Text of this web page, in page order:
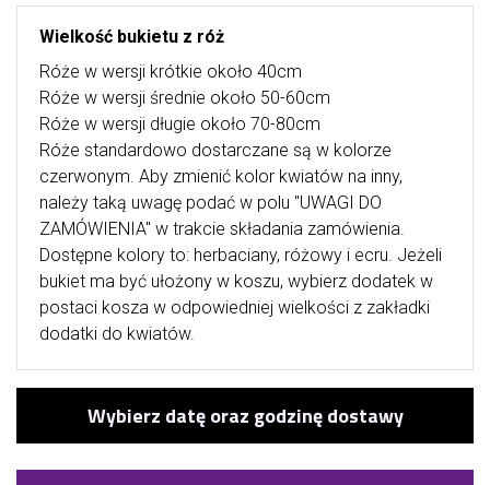
Wielkość bukietu z róż
Róże w wersji krótkie około 40cm
Róże w wersji średnie około 50-60cm
Róże w wersji długie około 70-80cm
Róże standardowo dostarczane są w kolorze
czerwonym. Aby zmienić kolor kwiatów na inny,
należy taką uwagę podać w polu "UWAGI DO
ZAMÓWIENIA" w trakcie składania zamówienia.
Dostępne kolory to: herbaciany, różowy i ecru. Jeżeli
bukiet ma być ułożony w koszu, wybierz dodatek w
postaci kosza w odpowiedniej wielkości z zakładki
dodatki do kwiatów.